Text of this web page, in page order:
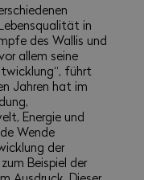
in
des Wallis und
allem seine
führt
Jahren hat im
Energie und
Wende
der
Beispiel der